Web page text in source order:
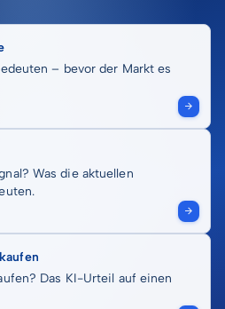
– bevor der Markt es
Was die aktuellen
Das KI-Urteil auf einen